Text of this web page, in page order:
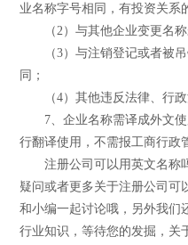
业名称字号相同，有投资关系
（2）与其他企业变更名称
（3）与注销登记或者被吊
同；
（4）其他违反法律、行政
7、企业名称需译成外文使
行翻译使用，不需报工商行政
注册公司可以用英文名称
疑问或者更多关于注册公司可
和小编一起讨论哦，另外我们
行业知识，等待您的发掘，关